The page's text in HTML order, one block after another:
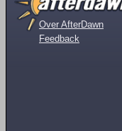
Over AfterDawn
Feedback